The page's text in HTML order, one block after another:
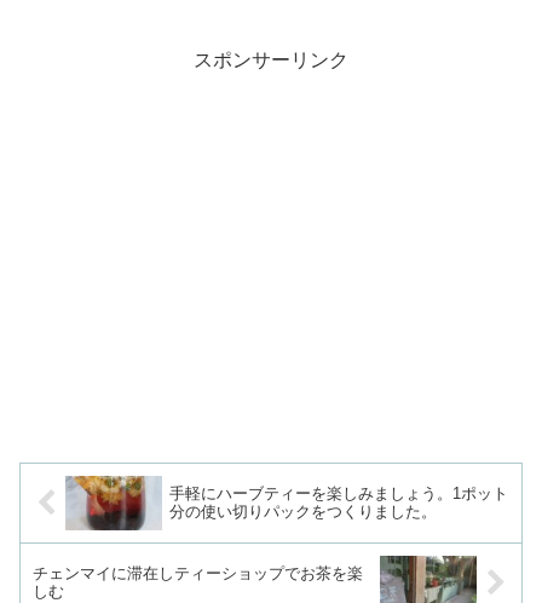
スポンサーリンク
手軽にハーブティーを楽しみましょう。1ポット
分の使い切りパックをつくりました。
チェンマイに滞在しティーショップでお茶を楽
しむ